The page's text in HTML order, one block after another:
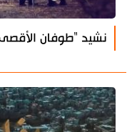
نشيد "طوفان